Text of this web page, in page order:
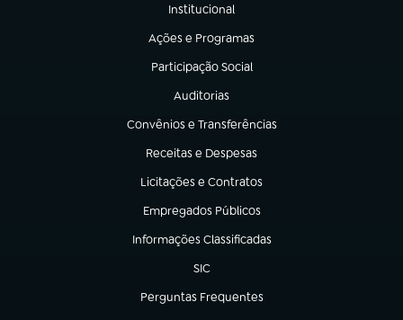
Institucional
(abre em nova aba)
Ações e Programas
(abre em nova aba)
Participação Social
(abre em nova aba)
Auditorias
(abre em nova aba)
Convênios e Transferências
(abre em nova aba)
Receitas e Despesas
(abre em nova aba)
Licitações e Contratos
(abre em nova aba)
Empregados Públicos
(abre em nova aba)
Informações Classificadas
(abre em nova aba)
SIC
(abre em nova aba)
Perguntas Frequentes
(abre em nova aba)